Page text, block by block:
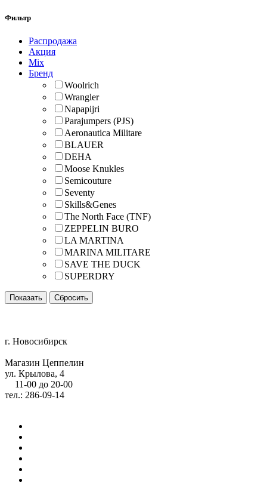
Фильтр
Распродажа
Акция
Mix
Бренд
Woolrich
Wrangler
Napapijri
Parajumpers (PJS)
Aeronautica Militare
BLAUER
DEHA
Moose Knukles
Semicouture
Seventy
Skills&Genes
The North Face (TNF)
ZEPPELIN BURO
LA MARTINA
MARINA MILITARE
SAVE THE DUCK
SUPERDRY
г. Новосибирск
Магазин Цеппелин
ул. Крылова, 4
11-00 до 20-00
тел.: 286-09-14